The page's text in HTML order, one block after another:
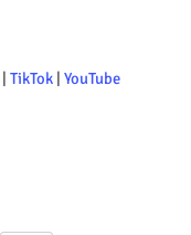
| TikTok | YouTube